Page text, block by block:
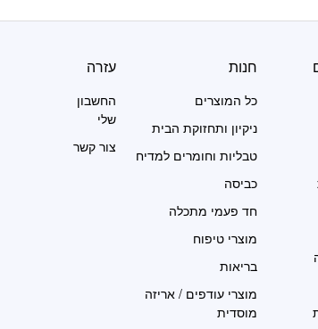
חנות
כל המוצרים
ניקיון ותחזוקת הבית
טבליות וחומרים למדיח
כביסה
חד פעמי מתכלה
מוצרי טיפוח
בריאות
מוצרי עודפים / אריזה
מוסדית
עזרה
החשבון
שלי
צור קשר